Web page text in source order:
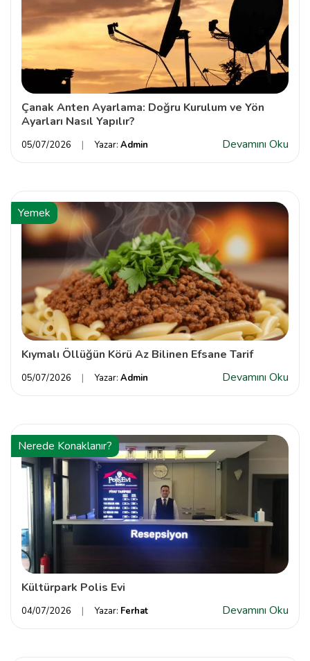
Çanak Anten Ayarlama: Doğru Kurulum ve Yön
Ayarları Nasıl Yapılır?
05/07/2026 Yazar: Admin Devamını Oku
Yemek
Kıymalı Öllüğün Körü Az Bilinen Efsane Tarif
05/07/2026 Yazar: Admin Devamını Oku
Nerede Konaklanır?
Kültürpark Polis Evi
04/07/2026 Yazar: Ferhat Devamını Oku